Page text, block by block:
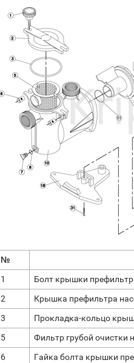
№
1
Болт крышки
2
Крышка префильтра
3
Прокладка-кольцо
5
Фильтр грубой очистки
6
Гайка болта крышки